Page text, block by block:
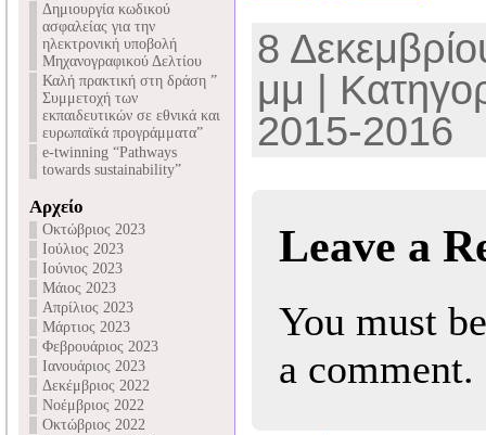
Δημιουργία κωδικού
ασφαλείας για την
ηλεκτρονική υποβολή
Μηχανογραφικού Δελτίου
Καλή πρακτική στη δράση ”
Συμμετοχή των
εκπαιδευτικών σε εθνικά και
ευρωπαϊκά προγράμματα”
e-twinning “Pathways
towards sustainability”
Αρχείο
Οκτώβριος 2023
Ιούλιος 2023
Ιούνιος 2023
Μάιος 2023
Απρίλιος 2023
Μάρτιος 2023
Φεβρουάριος 2023
Ιανουάριος 2023
Δεκέμβριος 2022
Νοέμβριος 2022
Οκτώβριος 2022
8
μμ |
2015-2016
Leave a
You must
a comment.